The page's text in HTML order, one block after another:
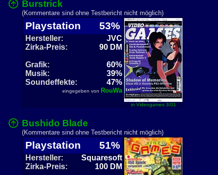
Burstrick
(Kommentare sind ohne Testbericht nicht möglich)
Playstation 53%
Hersteller:
JVC
Zirka-Preis:
90 DM
Grafik:
60%
Musik:
39%
Soundeffekte:
47%
eingegeben von RouWa
in Videogames 3/01
Bushido Blade
(Kommentare sind ohne Testbericht nicht möglich)
Playstation 51%
Hersteller:
Squaresoft
Zirka-Preis:
100 DM